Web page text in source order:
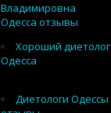
Владимировна
Одесса отзывы
Хороший диетолог
Одесса
Диетологи Одессы